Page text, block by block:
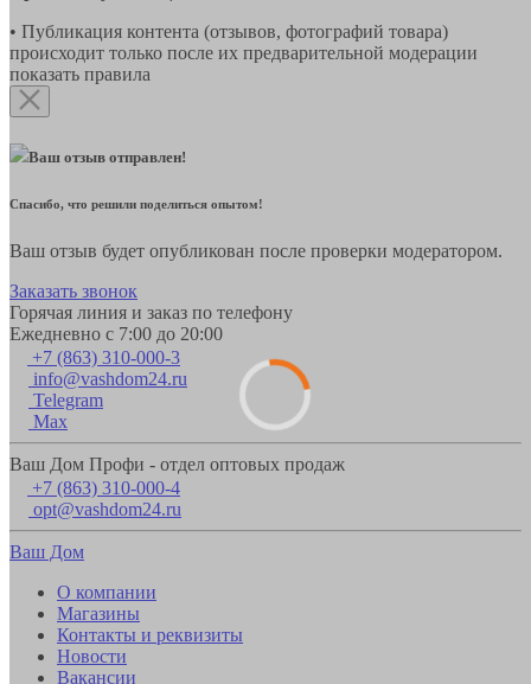
• Публикация контента (отзывов, фотографий товара)
происходит только после их предварительной модерации
показать правила
Ваш отзыв отправлен!
Спасибо, что решили поделиться опытом!
Ваш отзыв будет опубликован после проверки модератором.
Заказать звонок
Горячая линия и заказ по телефону
Ежедневно с 7:00 до 20:00
+7 (863) 310-000-3
info@vashdom24.ru
Telegram
Max
Ваш Дом Профи - отдел оптовых продаж
+7 (863) 310-000-4
opt@vashdom24.ru
Ваш Дом
О компании
Магазины
Контакты и реквизиты
Новости
Вакансии